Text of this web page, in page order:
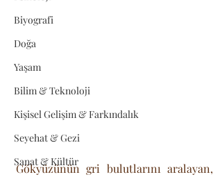
Biyografi
Doğa
Yaşam
Bilim & Teknoloji
Kişisel Gelişim & Farkındalık
Seyehat & Gezi
Sanat & Kültür
Gökyüzünün gri bulutlarını aralayan,